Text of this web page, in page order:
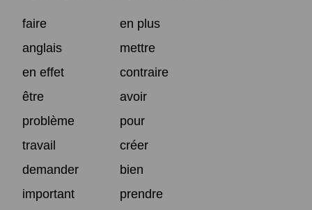
faire
en plus
anglais
mettre
en effet
contraire
être
avoir
problème
pour
travail
créer
demander
bien
important
prendre